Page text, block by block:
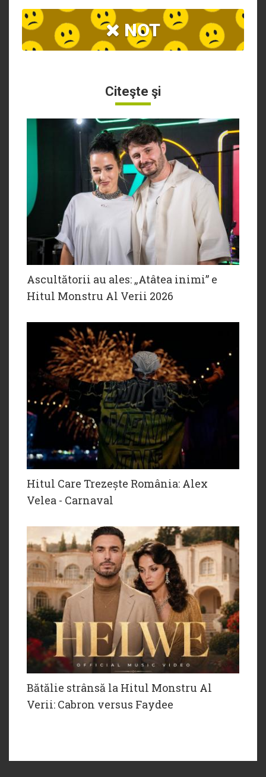
NOT
Citeşte şi
Ascultătorii au ales: „Atâtea inimi” e
Hitul Monstru Al Verii 2026
Hitul Care Trezește România: Alex
Velea - Carnaval
Bătălie strânsă la Hitul Monstru Al
Verii: Cabron versus Faydee